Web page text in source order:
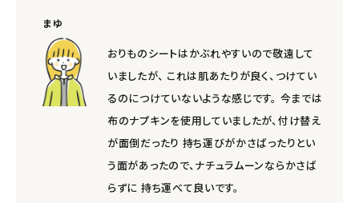
まゆ
おりものシートはかぶれやすいので敬遠して
いましたが、 これは肌あたりが良く、つけてい
るのにつけていないような感じです。 今までは
布のナプキンを使用していましたが、付け替え
が面倒だったり 持ち運びがかさばったりとい
う面があったので、ナチュラムーンならかさば
らずに 持ち運べて良いです。